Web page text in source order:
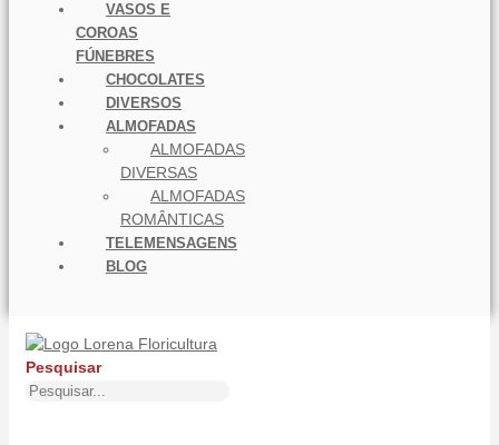
VASOS E
COROAS
FÚNEBRES
CHOCOLATES
DIVERSOS
ALMOFADAS
ALMOFADAS
DIVERSAS
ALMOFADAS
ROMÂNTICAS
TELEMENSAGENS
BLOG
Pesquisar